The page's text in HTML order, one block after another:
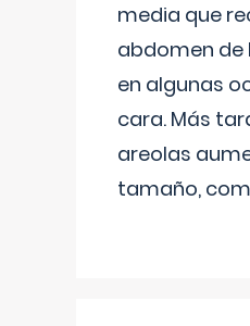
media que
abdomen de
en algunas
cara. Más
areolas
tamaño,